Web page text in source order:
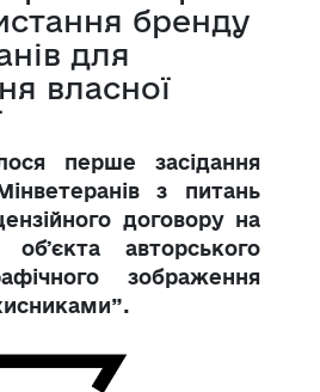
бренду
для
власної
перше засідання
з питань
договору на
обʼєкта авторського
зображення